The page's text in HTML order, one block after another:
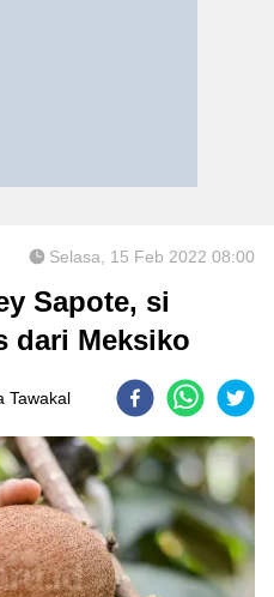
Selasa, 15 Feb 2022 08:00
Sapote, si
dari Meksiko
Tawakal